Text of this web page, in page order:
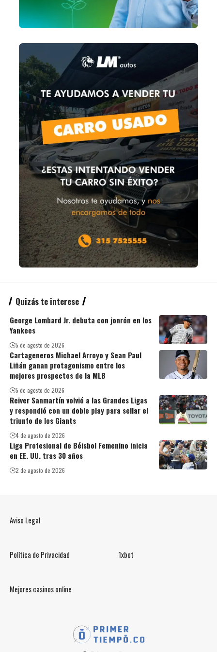
Quizás te interese
George Lombard Jr. debuta con jonrón en los
Yankees
5 de agosto de 2026
Cartageneros Michael Arroyo y Sean Paul
Liñán ganan protagonismo entre los
mejores prospectos de la MLB
5 de agosto de 2026
Reiver Sanmartín volvió a las Grandes Ligas
y respondió con un doble play para sellar el
triunfo de los Giants
4 de agosto de 2026
Liga Profesional de Béisbol Femenino inicia
en EE. UU. tras 30 años
2 de agosto de 2026
Aviso Legal
Política de Privacidad 1xbet
Mejores casinos online